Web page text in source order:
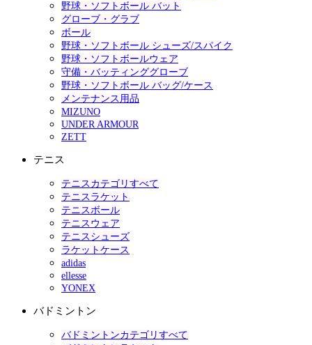
野球・ソフトボール バット
グローブ・グラブ
ボール
野球・ソフトボール シューズ/スパイク
野球・ソフトボールウェア
守備・バッティンググローブ
野球・ソフトボール バッグ/ケース
メンテナンス用品
MIZUNO
UNDER ARMOUR
ZETT
テニス
テニスカテゴリすべて
テニスラケット
テニスボール
テニスウェア
テニスシューズ
ラケットケース
adidas
ellesse
YONEX
バドミントン
バドミントンカテゴリすべて